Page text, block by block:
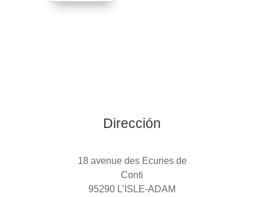
Dirección
18 avenue des Ecuries de
Conti
95290 L’ISLE-ADAM